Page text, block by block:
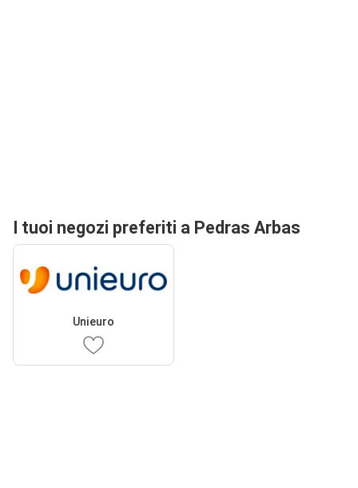
I tuoi negozi preferiti a Pedras Arbas
Unieuro